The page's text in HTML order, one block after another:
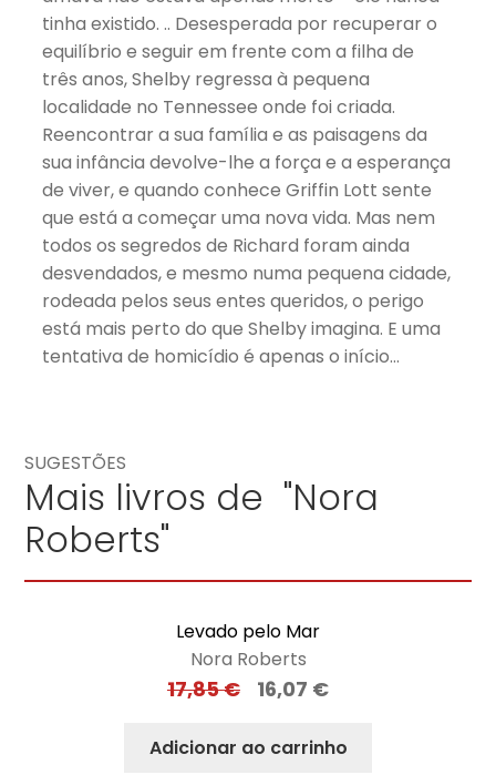
tinha existido. .. Desesperada por recuperar o
equilíbrio e seguir em frente com a filha de
três anos, Shelby regressa à pequena
localidade no Tennessee onde foi criada.
Reencontrar a sua família e as paisagens da
sua infância devolve-lhe a força e a esperança
de viver, e quando conhece Griffin Lott sente
que está a começar uma nova vida. Mas nem
todos os segredos de Richard foram ainda
desvendados, e mesmo numa pequena cidade,
rodeada pelos seus entes queridos, o perigo
está mais perto do que Shelby imagina. E uma
tentativa de homicídio é apenas o início…
SUGESTÕES
Mais livros de "Nora
Roberts"
Levado pelo Mar
Nora Roberts
17,85€ 16,07 €
Adicionar ao carrinho